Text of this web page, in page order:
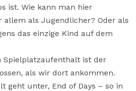
ist. Wie kann man hier
allem als Jugendlicher? Oder als
das einzige Kind auf dem
Spielplatzaufenthalt ist der
als wir dort ankommen.
geht unter, End of Days – so in